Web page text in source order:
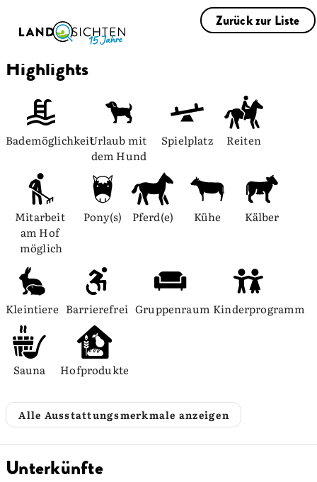
Zurück zur Liste
Highlights
BademöglichkeitUrlaub mit
dem Hund
Spielplatz Reiten
Mitarbeit
am Hof
möglich
Pony(s) Pferd(e) Kühe Kälber
Kleintiere Barrierefrei Gruppenraum Kinderprogramm
Sauna Hofprodukte
Alle Ausstattungsmerkmale anzeigen
Unterkünfte